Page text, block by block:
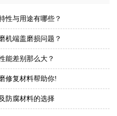
性与用途有哪些？
机端盖磨损问题？
能差别那么大？
修复材料帮助你!
防腐材料的选择